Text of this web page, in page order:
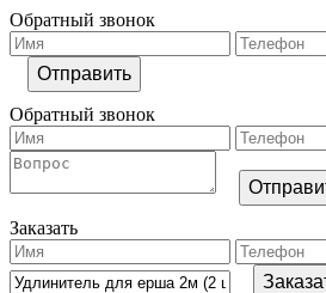
Обратный звонок
Обратный звонок
Заказать